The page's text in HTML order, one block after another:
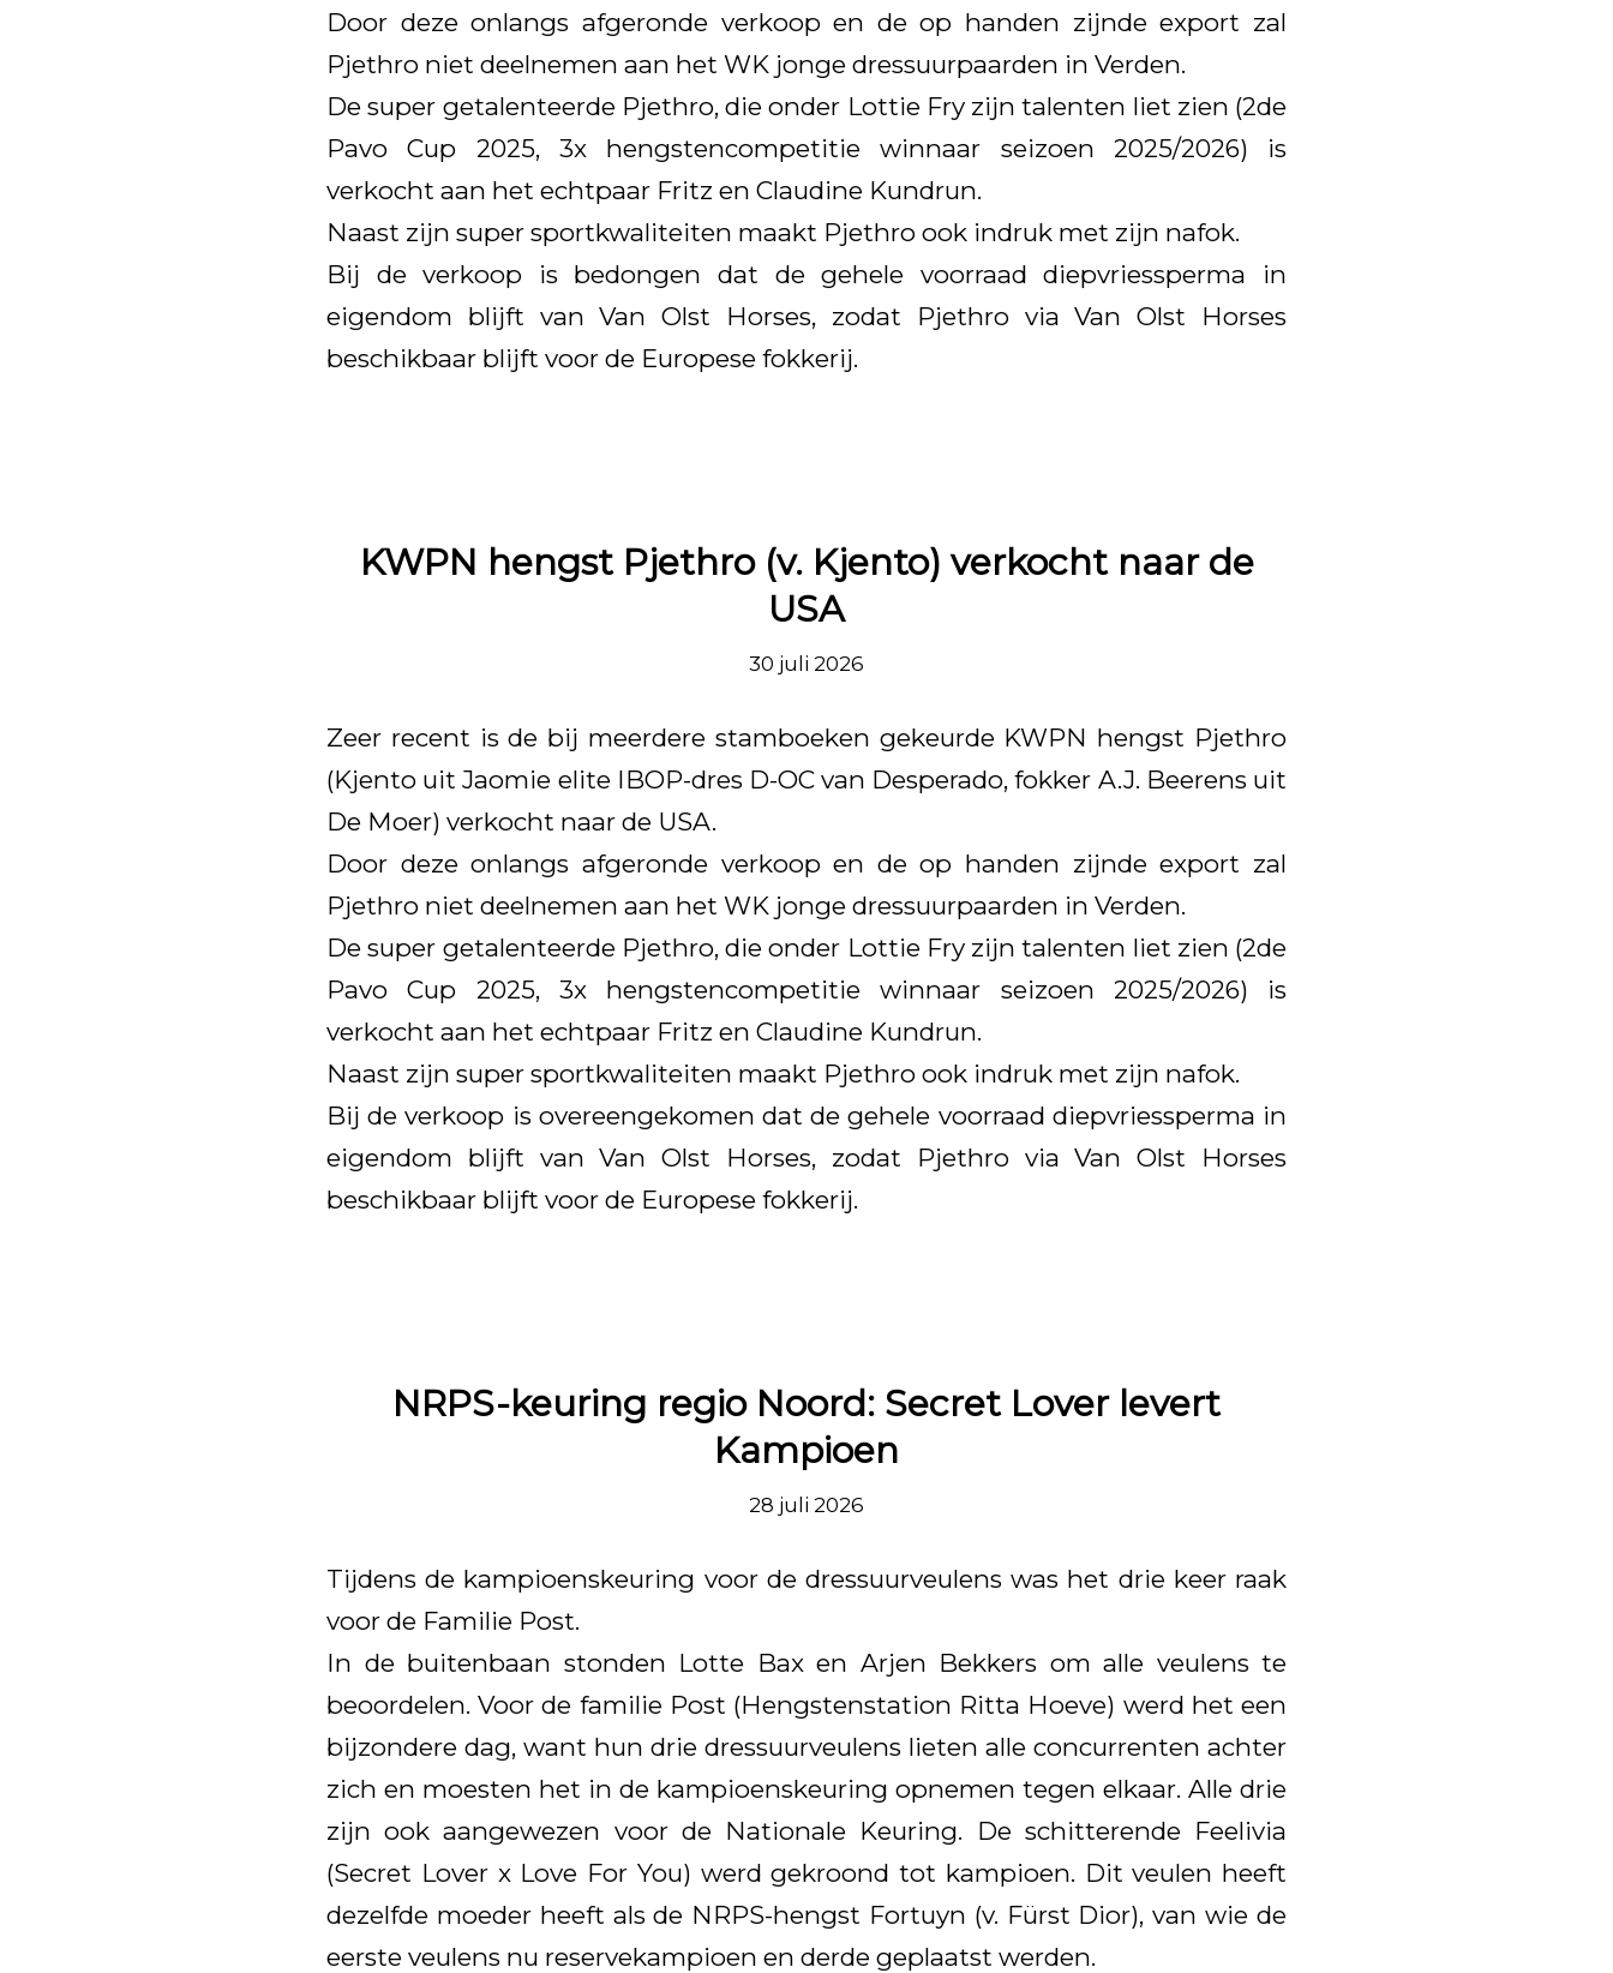
Door deze onlangs afgeronde verkoop en de op handen zijnde export zal
Pjethro niet deelnemen aan het WK jonge dressuurpaarden in Verden.
De super getalenteerde Pjethro, die onder Lottie Fry zijn talenten liet zien (2de
Pavo Cup 2025, 3x hengstencompetitie winnaar seizoen 2025/2026) is
verkocht aan het echtpaar Fritz en Claudine Kundrun.
Naast zijn super sportkwaliteiten maakt Pjethro ook indruk met zijn nafok.
Bij de verkoop is bedongen dat de gehele voorraad diepvriessperma in
eigendom blijft van Van Olst Horses, zodat Pjethro via Van Olst Horses
beschikbaar blijft voor de Europese fokkerij.
KWPN hengst Pjethro (v. Kjento) verkocht naar de
USA
30 juli 2026
Zeer recent is de bij meerdere stamboeken gekeurde KWPN hengst Pjethro
(Kjento uit Jaomie elite IBOP-dres D-OC van Desperado, fokker A.J. Beerens uit
De Moer) verkocht naar de USA.
Door deze onlangs afgeronde verkoop en de op handen zijnde export zal
Pjethro niet deelnemen aan het WK jonge dressuurpaarden in Verden.
De super getalenteerde Pjethro, die onder Lottie Fry zijn talenten liet zien (2de
Pavo Cup 2025, 3x hengstencompetitie winnaar seizoen 2025/2026) is
verkocht aan het echtpaar Fritz en Claudine Kundrun.
Naast zijn super sportkwaliteiten maakt Pjethro ook indruk met zijn nafok.
Bij de verkoop is overeengekomen dat de gehele voorraad diepvriessperma in
eigendom blijft van Van Olst Horses, zodat Pjethro via Van Olst Horses
beschikbaar blijft voor de Europese fokkerij.
NRPS-keuring regio Noord: Secret Lover levert
Kampioen
28 juli 2026
Tijdens de kampioenskeuring voor de dressuurveulens was het drie keer raak
voor de Familie Post.
In de buitenbaan stonden Lotte Bax en Arjen Bekkers om alle veulens te
beoordelen. Voor de familie Post (Hengstenstation Ritta Hoeve) werd het een
bijzondere dag, want hun drie dressuurveulens lieten alle concurrenten achter
zich en moesten het in de kampioenskeuring opnemen tegen elkaar. Alle drie
zijn ook aangewezen voor de Nationale Keuring. De schitterende Feelivia
(Secret Lover x Love For You) werd gekroond tot kampioen. Dit veulen heeft
dezelfde moeder heeft als de NRPS-hengst Fortuyn (v. Fürst Dior), van wie de
eerste veulens nu reservekampioen en derde geplaatst werden.